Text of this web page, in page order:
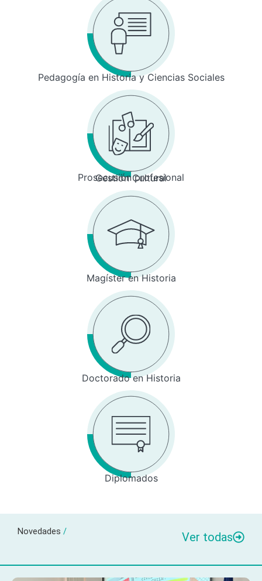
Pedagogía en Historia y Ciencias Sociales
Prosecusión profesional
Gestión Cultural
Magíster en Historia
Doctorado en Historia
Diplomados
Novedades / Ver todas